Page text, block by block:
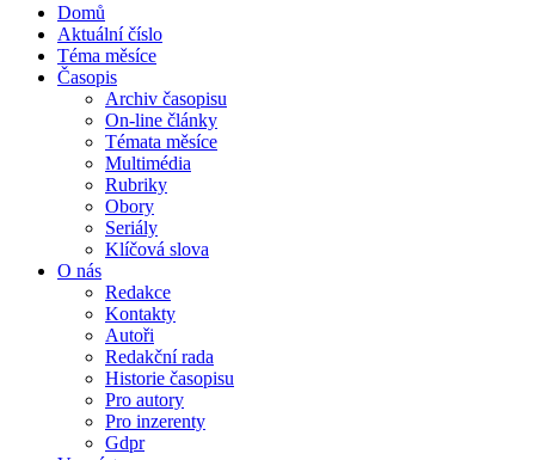
Domů
Aktuální číslo
Téma měsíce
Časopis
Archiv časopisu
On-line články
Témata měsíce
Multimédia
Rubriky
Obory
Seriály
Klíčová slova
O nás
Redakce
Kontakty
Autoři
Redakční rada
Historie časopisu
Pro autory
Pro inzerenty
Gdpr